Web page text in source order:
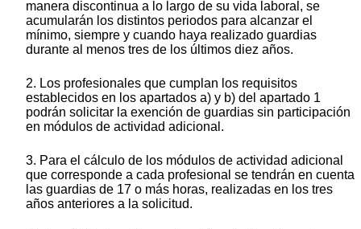
manera discontinua a lo largo de su vida laboral, se
acumularán los distintos periodos para alcanzar el
mínimo, siempre y cuando haya realizado guardias
durante al menos tres de los últimos diez años.
2. Los profesionales que cumplan los requisitos
establecidos en los apartados a) y b) del apartado 1
podrán solicitar la exención de guardias sin participación
en módulos de actividad adicional.
3. Para el cálculo de los módulos de actividad adicional
que corresponde a cada profesional se tendrán en cuenta
las guardias de 17 o más horas, realizadas en los tres
años anteriores a la solicitud.